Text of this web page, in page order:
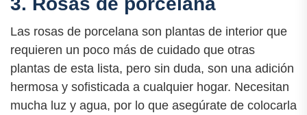
Las rosas de porcelana son plantas de interior que
requieren un poco más de cuidado que otras
plantas de esta lista, pero sin duda, son una adición
hermosa y sofisticada a cualquier hogar. Necesitan
mucha luz y agua, por lo que asegúrate de colocarla